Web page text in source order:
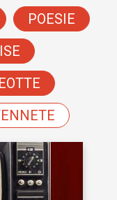
POESIE